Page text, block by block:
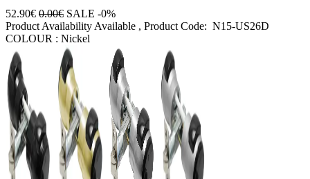
52.90€ 0.00€ SALE -0%
Product Availability Available , Product Code: N15-US26D
COLOUR : Nickel